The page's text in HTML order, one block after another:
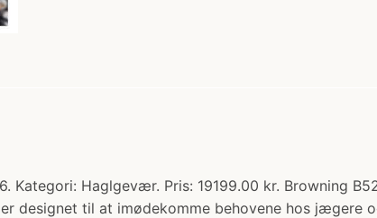
Kategori: Haglgevær. Pris: 19199.00 kr. Browning
designet til at imødekomme behovene hos jægere